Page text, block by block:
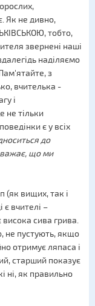
Як не дивно,
тобто,
звернені наші
наділяємо
з
вчителька -
і
не тільки
є у всіх
до
що ми
(як вищих, так і
вчителі –
висока сива грива.
не пустують, якщо
отримує ляпаса і
старший показує
ні, як правильно